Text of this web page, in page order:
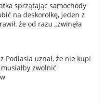
sprzątając samochody
na deskorolkę, jeden z
że od razu „zwinęła
Podlasia uznał, że nie kupi
zwolnić